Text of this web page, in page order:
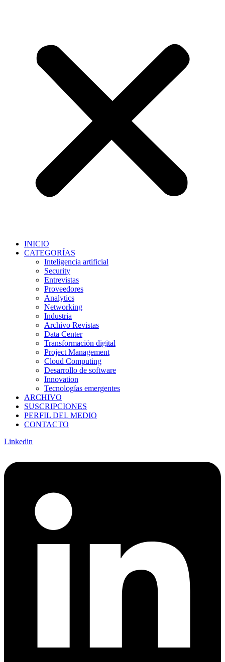
INICIO
CATEGORÍAS
Inteligencia artificial
Security
Entrevistas
Proveedores
Analytics
Networking
Industria
Archivo Revistas
Data Center
Transformación digital
Project Management
Cloud Computing
Desarrollo de software
Innovation
Tecnologías emergentes
ARCHIVO
SUSCRIPCIONES
PERFIL DEL MEDIO
CONTACTO
Linkedin